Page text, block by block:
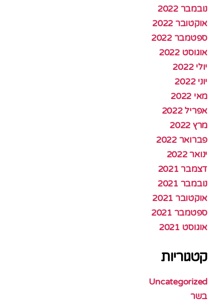
נובמבר 2022
אוקטובר 2022
ספטמבר 2022
אוגוסט 2022
יולי 2022
יוני 2022
מאי 2022
אפריל 2022
מרץ 2022
פברואר 2022
ינואר 2022
דצמבר 2021
נובמבר 2021
אוקטובר 2021
ספטמבר 2021
אוגוסט 2021
קטגוריות
Uncategorized
בשר